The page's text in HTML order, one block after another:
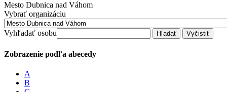
Mesto Dubnica nad Váhom
Vybrať organizáciu
Vyhľadať osobu
Zobrazenie podľa abecedy
A
B